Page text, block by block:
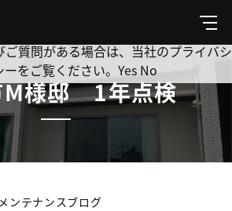
メ
ニ
ュ
M様邸 1年点検
ンテナンスブログ
客様の活動を追跡してもよろしいです
プライバシーを極めて重視しています。
質問がある場合は、当社のプライバシ
をご覧ください。 Yes No